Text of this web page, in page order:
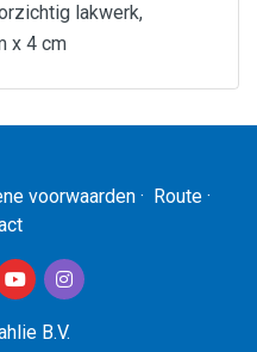
lakwerk,
x 4 cm
voorwaarden· Route·
B.V.